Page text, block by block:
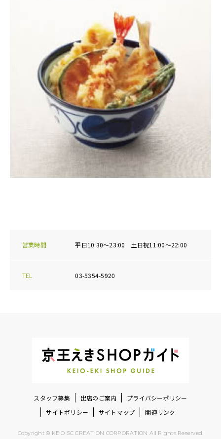
営業時間 平日10:30～23:00 土日祝11:00～22:00
TEL 03-5354-5920
スタッフ募集 出店のご案内
プライバシーポリシー
サイトポリシー
サイトマップ 関連リンク
Copyright © KEIO SC CREATION CORPORATION All Rights Reserved.